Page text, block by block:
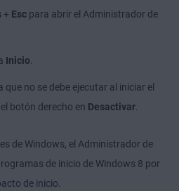
+ Esc para abrir el Administrador de
Inicio
que no se debe ejecutar al iniciar el
botón derecho en Desactivar
de Windows, el Administrador de
de inicio de Windows 8 por
de inicio.